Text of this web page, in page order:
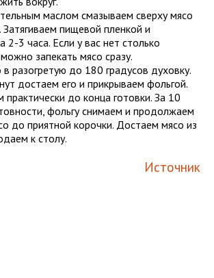
маслом смазываем сверху мясо
пищевой пленкой и
2-3 часа. Если у вас нет столько
запекать мясо сразу.
разогретую до 180 градусов духовку.
достаем его и прикрываем фольгой.
практически до конца готовки. За 10
фольгу снимаем и продолжаем
до приятной корочки. Достаем мясо из
к столу.
Источник